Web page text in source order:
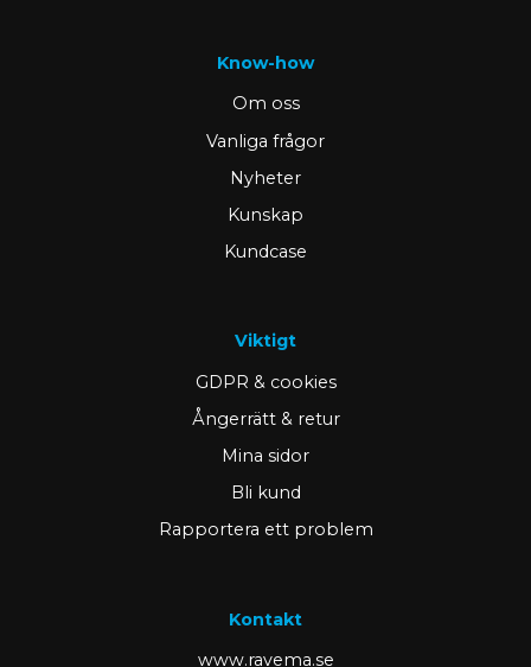
Know-how
Om oss
Vanliga frågor
Nyheter
Kunskap
Kundcase
Viktigt
GDPR & cookies
Ångerrätt & retur
Mina sidor
Bli kund
Rapportera ett problem
Kontakt
www.ravema.se